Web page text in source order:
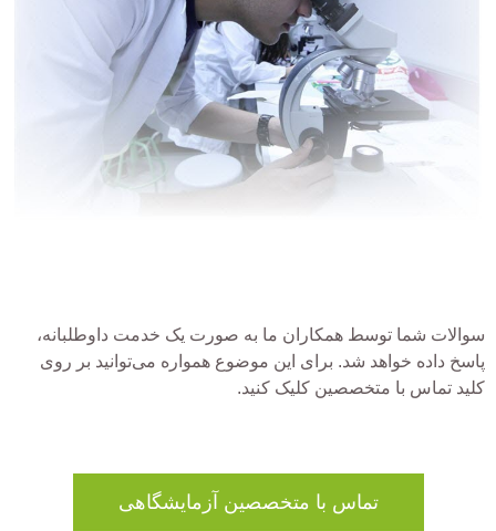
سوالات شما توسط همکاران ما به صورت یک خدمت داوطلبانه،
پاسخ داده خواهد شد. برای این موضوع همواره می‌توانید بر روی
کلید تماس با متخصصین کلیک کنید.
تماس با متخصصین آزمایشگاهی